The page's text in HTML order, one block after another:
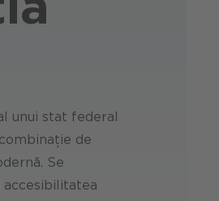
unui stat federal
de
Se